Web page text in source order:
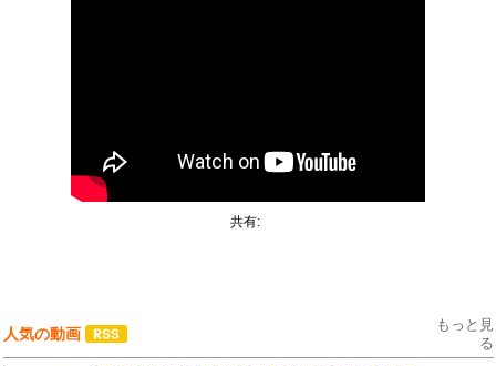
共有:
人気の動画
もっと見
る